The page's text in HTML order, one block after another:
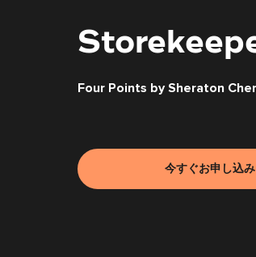
Four Points by Sheraton
今すぐお申し込